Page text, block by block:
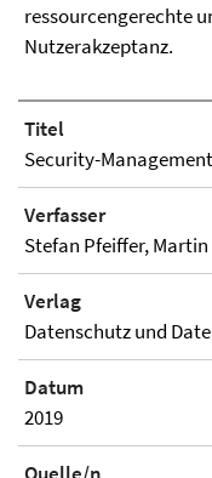
ressourcengerechte
Nutzerakzeptanz.
Titel
Security-
Verfasser
Stefan Pfeiffer,
Verlag
Datenschutz und
Datum
2019